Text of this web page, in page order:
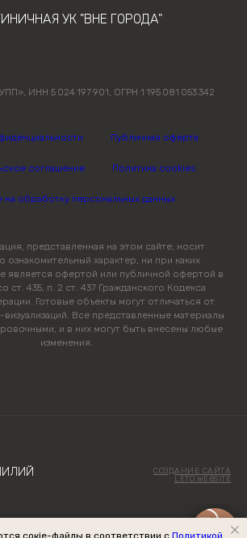
УК "ВНЕ ГОРОДА"
ИНН 5 024 197 901, ОГРН 1 195 081 053 342
Публичная оферта
соглашение Политика cookies
на обработку персональных данных
представленная на этом сайте, носит
ознакомительный характер, ни при каких
является офертой или публичной офертой в
ст. 435, п. 2 ст. 437 Гражданского Кодекса
Готовые объекты могут отличаться от
визуализаций. Все представленные материалы
и в них могут быть внесены любые
изменения.
СОЗДАНИЕ САЙТА
LETO.WEBSITE
сокіе-файлы в соответствии с Политикой